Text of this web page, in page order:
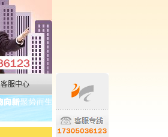
客服中心